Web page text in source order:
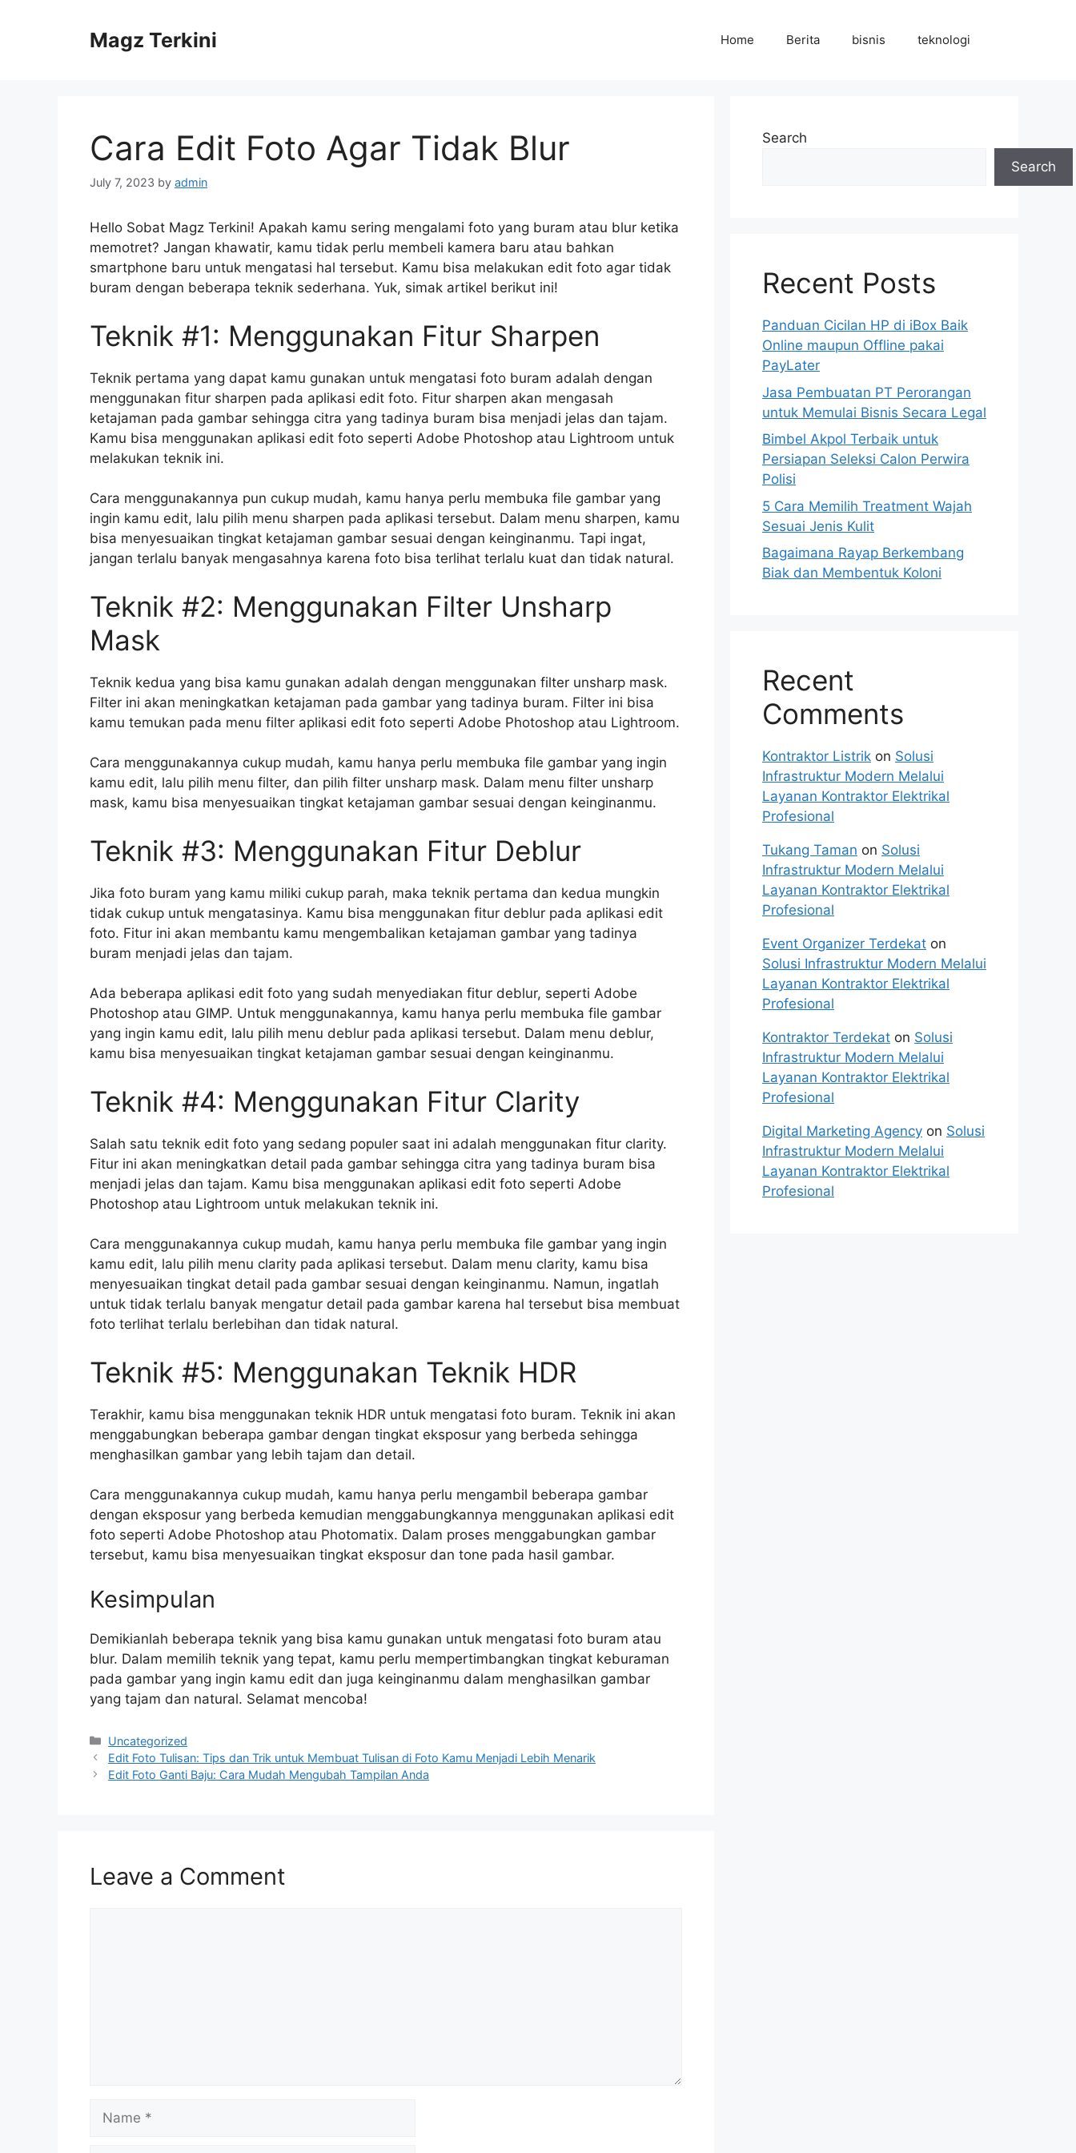
Magz Terkini Home Berita bisnis teknologi
Cara Edit Foto Agar Tidak Blur
July 7, 2023 by admin
Hello Sobat Magz Terkini! Apakah kamu sering mengalami foto yang buram atau blur ketika
memotret? Jangan khawatir, kamu tidak perlu membeli kamera baru atau bahkan
smartphone baru untuk mengatasi hal tersebut. Kamu bisa melakukan edit foto agar tidak
buram dengan beberapa teknik sederhana. Yuk, simak artikel berikut ini!
Teknik #1: Menggunakan Fitur Sharpen
Teknik pertama yang dapat kamu gunakan untuk mengatasi foto buram adalah dengan
menggunakan fitur sharpen pada aplikasi edit foto. Fitur sharpen akan mengasah
ketajaman pada gambar sehingga citra yang tadinya buram bisa menjadi jelas dan tajam.
Kamu bisa menggunakan aplikasi edit foto seperti Adobe Photoshop atau Lightroom untuk
melakukan teknik ini.
Cara menggunakannya pun cukup mudah, kamu hanya perlu membuka file gambar yang
ingin kamu edit, lalu pilih menu sharpen pada aplikasi tersebut. Dalam menu sharpen, kamu
bisa menyesuaikan tingkat ketajaman gambar sesuai dengan keinginanmu. Tapi ingat,
jangan terlalu banyak mengasahnya karena foto bisa terlihat terlalu kuat dan tidak natural.
Teknik #2: Menggunakan Filter Unsharp
Mask
Teknik kedua yang bisa kamu gunakan adalah dengan menggunakan filter unsharp mask.
Filter ini akan meningkatkan ketajaman pada gambar yang tadinya buram. Filter ini bisa
kamu temukan pada menu filter aplikasi edit foto seperti Adobe Photoshop atau Lightroom.
Cara menggunakannya cukup mudah, kamu hanya perlu membuka file gambar yang ingin
kamu edit, lalu pilih menu filter, dan pilih filter unsharp mask. Dalam menu filter unsharp
mask, kamu bisa menyesuaikan tingkat ketajaman gambar sesuai dengan keinginanmu.
Teknik #3: Menggunakan Fitur Deblur
Jika foto buram yang kamu miliki cukup parah, maka teknik pertama dan kedua mungkin
tidak cukup untuk mengatasinya. Kamu bisa menggunakan fitur deblur pada aplikasi edit
foto. Fitur ini akan membantu kamu mengembalikan ketajaman gambar yang tadinya
buram menjadi jelas dan tajam.
Ada beberapa aplikasi edit foto yang sudah menyediakan fitur deblur, seperti Adobe
Photoshop atau GIMP. Untuk menggunakannya, kamu hanya perlu membuka file gambar
yang ingin kamu edit, lalu pilih menu deblur pada aplikasi tersebut. Dalam menu deblur,
kamu bisa menyesuaikan tingkat ketajaman gambar sesuai dengan keinginanmu.
Teknik #4: Menggunakan Fitur Clarity
Salah satu teknik edit foto yang sedang populer saat ini adalah menggunakan fitur clarity.
Fitur ini akan meningkatkan detail pada gambar sehingga citra yang tadinya buram bisa
menjadi jelas dan tajam. Kamu bisa menggunakan aplikasi edit foto seperti Adobe
Photoshop atau Lightroom untuk melakukan teknik ini.
Cara menggunakannya cukup mudah, kamu hanya perlu membuka file gambar yang ingin
kamu edit, lalu pilih menu clarity pada aplikasi tersebut. Dalam menu clarity, kamu bisa
menyesuaikan tingkat detail pada gambar sesuai dengan keinginanmu. Namun, ingatlah
untuk tidak terlalu banyak mengatur detail pada gambar karena hal tersebut bisa membuat
foto terlihat terlalu berlebihan dan tidak natural.
Teknik #5: Menggunakan Teknik HDR
Terakhir, kamu bisa menggunakan teknik HDR untuk mengatasi foto buram. Teknik ini akan
menggabungkan beberapa gambar dengan tingkat eksposur yang berbeda sehingga
menghasilkan gambar yang lebih tajam dan detail.
Cara menggunakannya cukup mudah, kamu hanya perlu mengambil beberapa gambar
dengan eksposur yang berbeda kemudian menggabungkannya menggunakan aplikasi edit
foto seperti Adobe Photoshop atau Photomatix. Dalam proses menggabungkan gambar
tersebut, kamu bisa menyesuaikan tingkat eksposur dan tone pada hasil gambar.
Kesimpulan
Demikianlah beberapa teknik yang bisa kamu gunakan untuk mengatasi foto buram atau
blur. Dalam memilih teknik yang tepat, kamu perlu mempertimbangkan tingkat keburaman
pada gambar yang ingin kamu edit dan juga keinginanmu dalam menghasilkan gambar
yang tajam dan natural. Selamat mencoba!
Categories
Uncategorized
Edit Foto Tulisan: Tips dan Trik untuk Membuat Tulisan di Foto Kamu Menjadi Lebih Menarik
Edit Foto Ganti Baju: Cara Mudah Mengubah Tampilan Anda
Leave a Comment
Search
Search
Recent Posts
Panduan Cicilan HP di iBox Baik
Online maupun Offline pakai
PayLater
Jasa Pembuatan PT Perorangan
untuk Memulai Bisnis Secara Legal
Bimbel Akpol Terbaik untuk
Persiapan Seleksi Calon Perwira
Polisi
5 Cara Memilih Treatment Wajah
Sesuai Jenis Kulit
Bagaimana Rayap Berkembang
Biak dan Membentuk Koloni
Recent
Comments
Kontraktor Listrik on Solusi
Infrastruktur Modern Melalui
Layanan Kontraktor Elektrikal
Profesional
Tukang Taman on Solusi
Infrastruktur Modern Melalui
Layanan Kontraktor Elektrikal
Profesional
Event Organizer Terdekat on
Solusi Infrastruktur Modern Melalui
Layanan Kontraktor Elektrikal
Profesional
Kontraktor Terdekat on Solusi
Infrastruktur Modern Melalui
Layanan Kontraktor Elektrikal
Profesional
Digital Marketing Agency on Solusi
Infrastruktur Modern Melalui
Layanan Kontraktor Elektrikal
Profesional